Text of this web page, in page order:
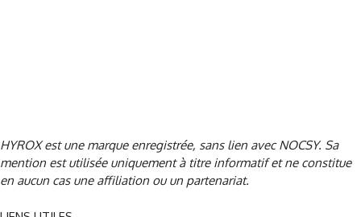
HYROX est une marque enregistrée, sans lien avec NOCSY. Sa
mention est utilisée uniquement à titre informatif et ne constitue
en aucun cas une affiliation ou un partenariat.